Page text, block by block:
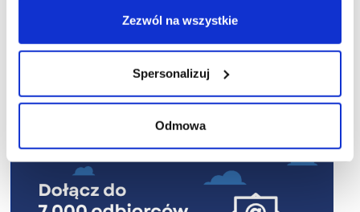
Zezwól na wszystkie
Spersonalizuj
Odmowa
R E K L A M A